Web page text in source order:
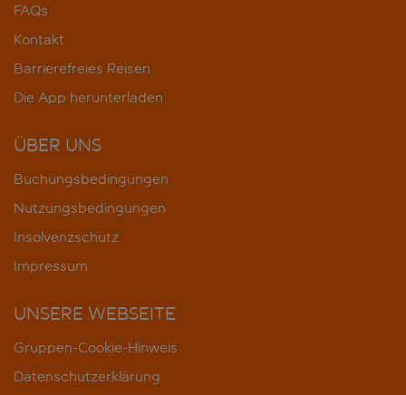
FAQs
Kontakt
Barrierefreies Reisen
Die App herunterladen
ÜBER UNS
Buchungsbedingungen
Nutzungsbedingungen
Insolvenzschutz
Impressum
UNSERE WEBSEITE
Gruppen-Cookie-Hinweis
Datenschutzerklärung